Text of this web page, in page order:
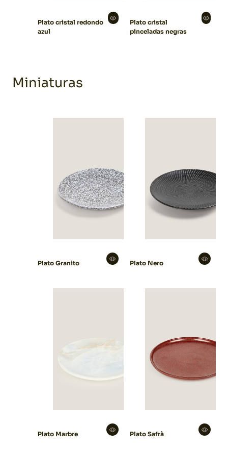
Plato cristal redondo
azul
Plato cristal
pinceladas negras
Miniaturas
Plato Granito Plato Nero
Plato Marbre Plato Safrà